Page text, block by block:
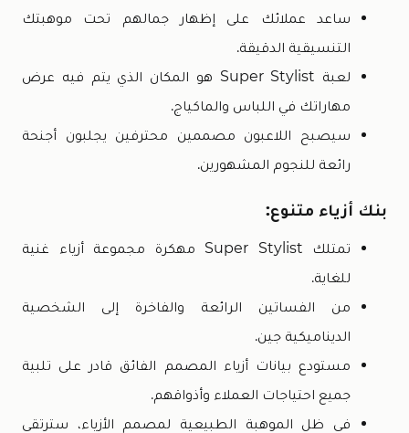
ساعد عملائك على إظهار جمالهم تحت موهبتك
التنسيقية الدقيقة.
لعبة Super Stylist هو المكان الذي يتم فيه عرض
مهاراتك في اللباس والماكياج.
سيصبح اللاعبون مصممين محترفين يجلبون أجنحة
رائعة للنجوم المشهورين.
بنك أزياء متنوع:
تمتلك Super Stylist مهكرة مجموعة أزياء غنية
للغاية.
من الفساتين الرائعة والفاخرة إلى الشخصية
الديناميكية جين.
مستودع بيانات أزياء المصمم الفائق قادر على تلبية
جميع احتياجات العملاء وأذواقهم.
في ظل الموهبة الطبيعية لمصمم الأزياء، سترتقي